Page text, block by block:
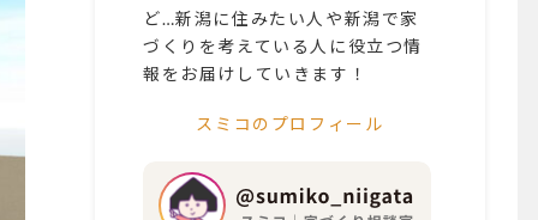
ど…新潟に住みたい人や新潟で家
づくりを考えている人に役立つ情
報をお届けしていきます！
スミコのプロフィール